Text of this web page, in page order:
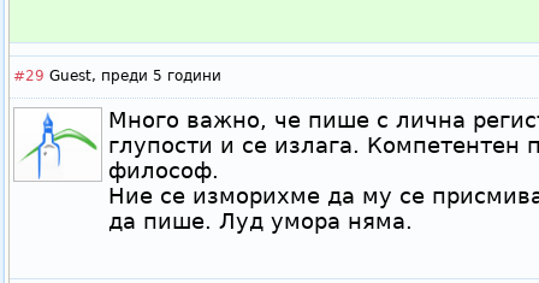
#29 Guest, преди 5 години
Много важно, че пише с лична
глупости и се излага. Компетентен
философ.
Ние се изморихме да му се
да пише. Луд умора няма.